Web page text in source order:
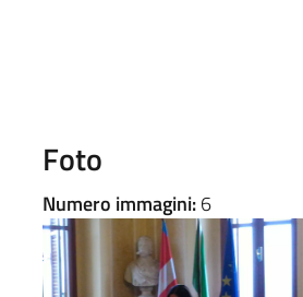
Foto
Numero immagini:6